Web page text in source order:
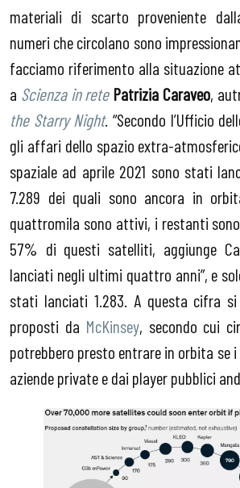
materiali di scarto proveniente
numeri che circolano sono
facciamo riferimento alla situazione
a Scienza in rete Patrizia Caraveo,
the Starry Night. “Secondo l’Ufficio
gli affari dello spazio extra-
spaziale ad aprile 2021 sono stati
7.289 dei quali sono ancora in
quattromila sono attivi, i restanti
57% di questi satelliti, aggiunge
lanciati negli ultimi quattro anni”, e
stati lanciati 1.283. A questa cifra
proposti da McKinsey, secondo cui
potrebbero presto entrare in orbita se
aziende private e dai player pubblici